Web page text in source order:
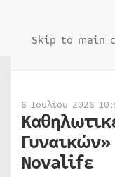
Skip to main
6 Ιουλίου 2026
Novalifε